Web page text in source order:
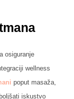
osiguranje
wellness
poput masaža,
iskustvo